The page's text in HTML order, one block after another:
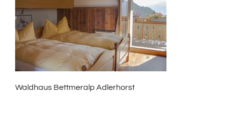
Waldhaus Bettmeralp Adlerhorst